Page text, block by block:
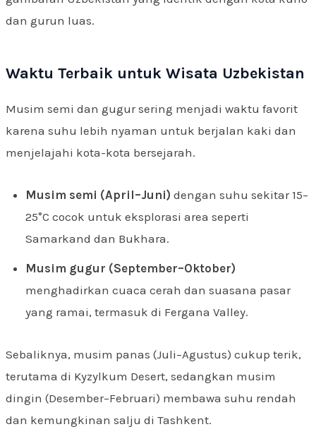
dan gurun luas.
Waktu Terbaik untuk Wisata Uzbekistan
Musim semi dan gugur sering menjadi waktu favorit
karena suhu lebih nyaman untuk berjalan kaki dan
menjelajahi kota-kota bersejarah.
Musim semi (April–Juni) dengan suhu sekitar 15–
25°C cocok untuk eksplorasi area seperti
Samarkand dan Bukhara.
Musim gugur (September–Oktober)
menghadirkan cuaca cerah dan suasana pasar
yang ramai, termasuk di Fergana Valley.
Sebaliknya, musim panas (Juli–Agustus) cukup terik,
terutama di Kyzylkum Desert, sedangkan musim
dingin (Desember–Februari) membawa suhu rendah
dan kemungkinan salju di Tashkent.